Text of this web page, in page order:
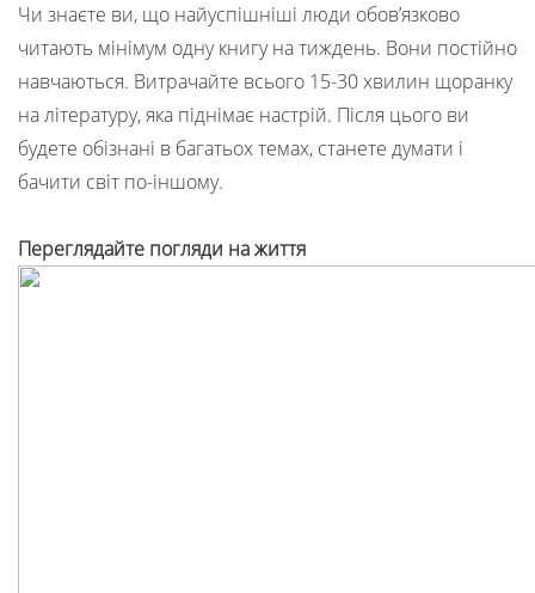
Чи знаєте ви, що найуспішніші люди обов’язково
читають мінімум одну книгу на тиждень. Вони постійно
навчаються. Витрачайте всього 15-30 хвилин щоранку
на літературу, яка піднімає настрій. Після цього ви
будете обізнані в багатьох темах, станете думати і
бачити світ по-іншому.
Переглядайте погляди на життя